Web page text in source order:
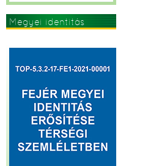
Megyei identitás